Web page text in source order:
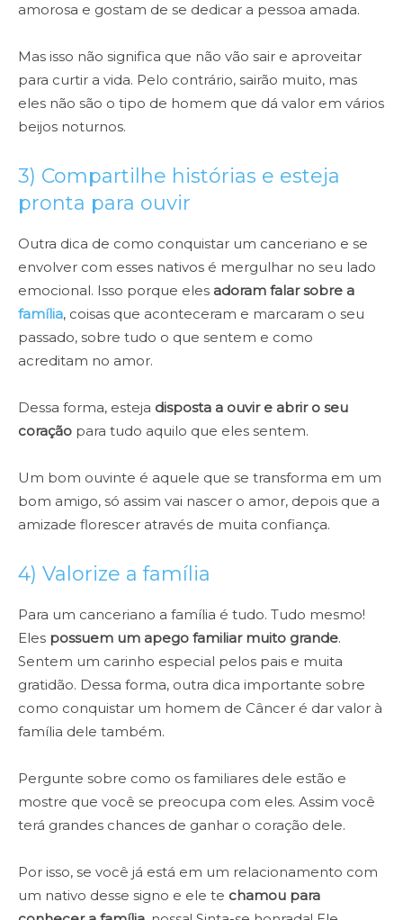
amorosa e gostam de se dedicar a pessoa amada.
Mas isso não significa que não vão sair e aproveitar
para curtir a vida. Pelo contrário, sairão muito, mas
eles não são o tipo de homem que dá valor em vários
beijos noturnos.
3) Compartilhe histórias e esteja
pronta para ouvir
Outra dica de como conquistar um canceriano e se
envolver com esses nativos é mergulhar no seu lado
emocional. Isso porque eles adoram falar sobre a
família, coisas que aconteceram e marcaram o seu
passado, sobre tudo o que sentem e como
acreditam no amor.
Dessa forma, esteja disposta a ouvir e abrir o seu
coração para tudo aquilo que eles sentem.
Um bom ouvinte é aquele que se transforma em um
bom amigo, só assim vai nascer o amor, depois que a
amizade florescer através de muita confiança.
4) Valorize a família
Para um canceriano a família é tudo. Tudo mesmo!
Eles possuem um apego familiar muito grande.
Sentem um carinho especial pelos pais e muita
gratidão. Dessa forma, outra dica importante sobre
como conquistar um homem de Câncer é dar valor à
família dele também.
Pergunte sobre como os familiares dele estão e
mostre que você se preocupa com eles. Assim você
terá grandes chances de ganhar o coração dele.
Por isso, se você já está em um relacionamento com
um nativo desse signo e ele te chamou para